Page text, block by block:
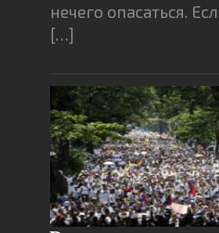
нечего опасаться.
[…]